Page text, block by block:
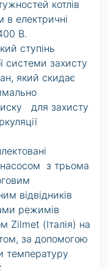
котлів
в електричні
В.
ступінь
системи захисту
який скидає
для захисту
з трьома
відвідників
режимів
Zilmet (Італія) на
за допомогою
температуру